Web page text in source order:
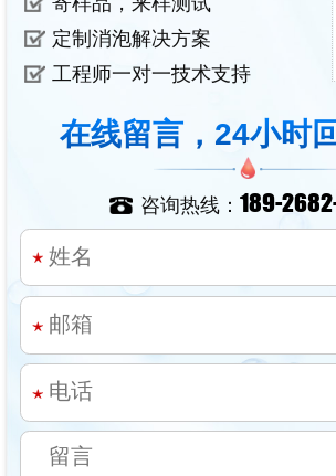
在线留言，24小时
定制消泡解决方案
工程师一对一技术支持
咨询热线： 189-